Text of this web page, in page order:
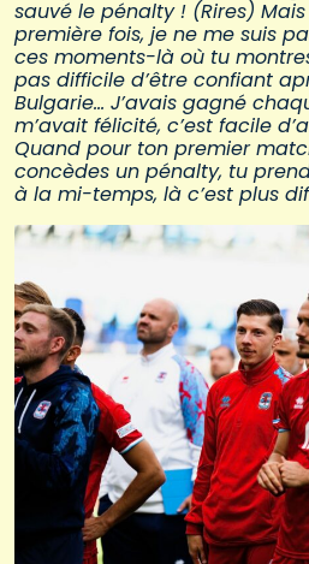
sauvé le pénalty ! (Rires)
première fois, je ne me suis
ces moments-là où tu
pas difficile d’être confiant
Bulgarie… J’avais gagné
m’avait félicité, c’est facile
Quand pour ton premier
concèdes un pénalty, tu
à la mi-temps, là c’est plus